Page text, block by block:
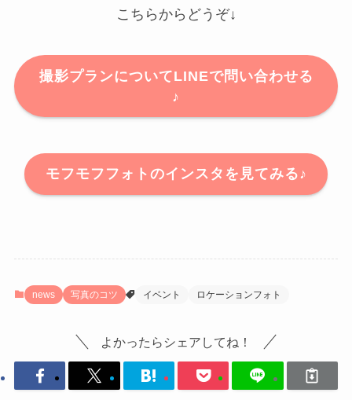
こちらからどうぞ↓
撮影プランについてLINEで問い合わせる
♪
モフモフフォトのインスタを見てみる♪
news 写真のコツ イベント ロケーションフォト
よかったらシェアしてね！